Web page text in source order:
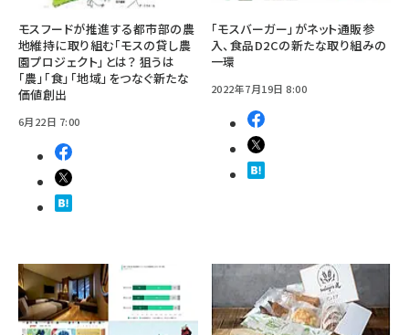
モスフードが推進する都市部の農
地維持に取り組む「モスの貸し農
園プロジェクト」とは？ 狙うは
「農」「食」「地域」をつなぐ新たな
価値創出
6月22日 7:00
「モスバーガー」がネット通販参
入、食品D2Cの新たな取り組みの
一環
2022年7月19日 8:00